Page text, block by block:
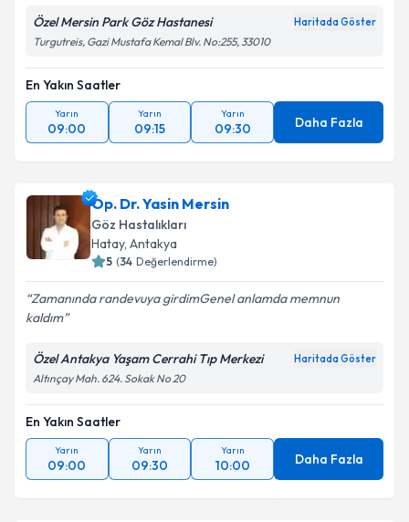
Özel Mersin Park Göz Hastanesi Haritada Göster
Turgutreis, Gazi Mustafa Kemal Blv. No:255, 33010
En Yakın Saatler
Yarın
09:00
Yarın
09:15
Yarın
09:30 Daha Fazla
Op. Dr. Yasin Mersin
Göz Hastalıkları
Hatay, Antakya
5 (34 Değerlendirme)
Zamanında randevuya girdimGenel anlamda memnun
kaldım
Özel Antakya Yaşam Cerrahi Tıp Merkezi Haritada Göster
Altınçay Mah. 624. Sokak No 20
En Yakın Saatler
Yarın
09:00
Yarın
09:30
Yarın
10:00 Daha Fazla